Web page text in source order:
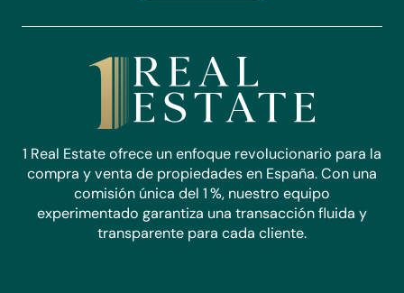
1 Real Estate ofrece un enfoque revolucionario para la
compra y venta de propiedades en España. Con una
comisión única del 1 %, nuestro equipo
experimentado garantiza una transacción fluida y
transparente para cada cliente.